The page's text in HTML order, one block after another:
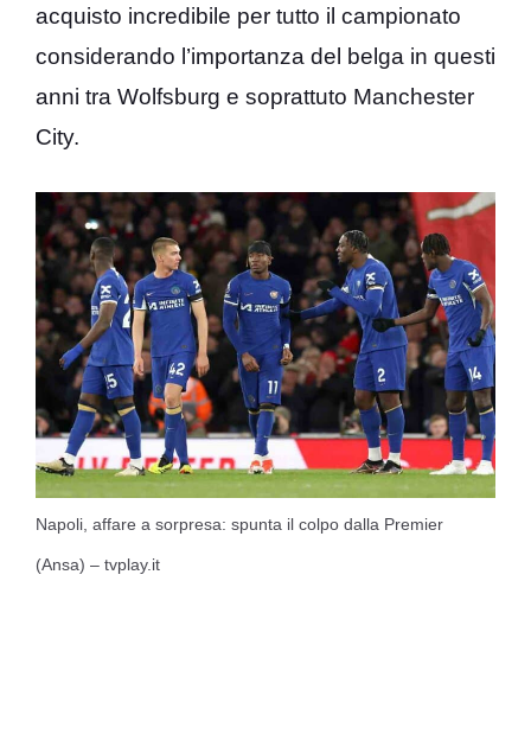
acquisto incredibile per tutto il campionato
considerando l’importanza del belga in questi
anni tra Wolfsburg e soprattuto Manchester
City.
Napoli, affare a sorpresa: spunta il colpo dalla Premier
(Ansa) – tvplay.it